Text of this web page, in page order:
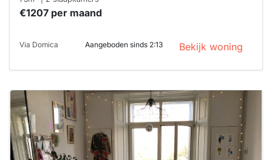
€1207 per maand
Via Domica Aangeboden sinds 2:13 Bekijk woning
Deze woning
waarschijnlijk
al verhuurd
Om kans te
maken moet je